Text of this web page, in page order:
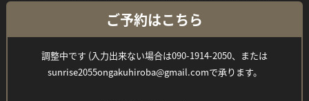
ご予約はこちら
調整中です (入力出来ない場合は090-1914-2050、または
sunrise2055ongakuhiroba@gmail.comで承ります。